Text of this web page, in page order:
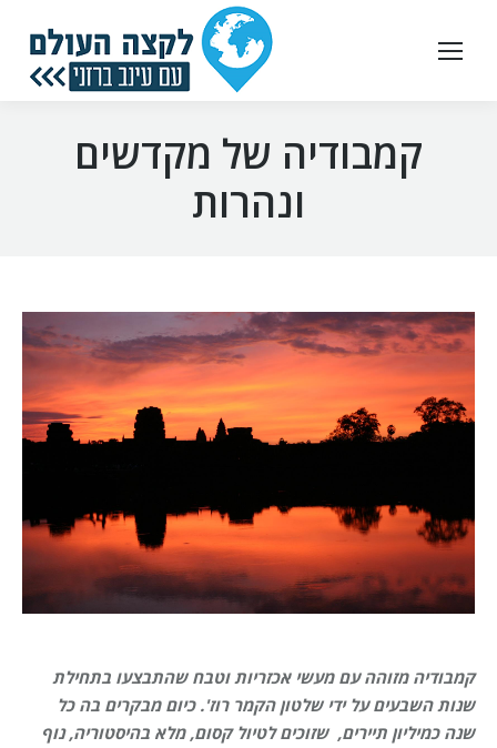
קמבודיה של מקדשים
ונהרות
קמבודיה מזוהה עם מעשי אכזריות וטבח שהתבצעו בתחילת
שנות השבעים על ידי שלטון הקמר רוז'. כיום מבקרים בה כל
שנה כמיליון תיירים, שזוכים לטיול קסום, מלא בהיסטוריה, נוף